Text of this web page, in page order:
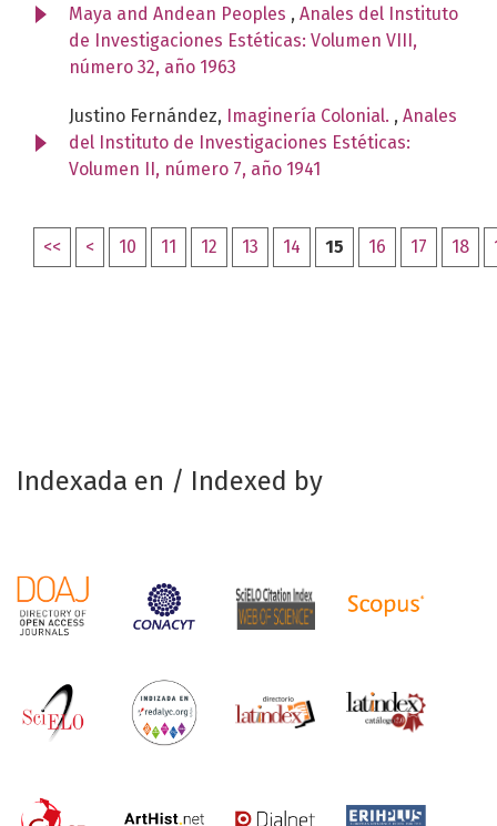
Maya and Andean Peoples , Anales del Instituto
de Investigaciones Estéticas: Volumen VIII,
número 32, año 1963
Justino Fernández, Imaginería Colonial. , Anales
del Instituto de Investigaciones Estéticas:
Volumen II, número 7, año 1941
<< < 10 11 12 13 14 15 16 17 18
Indexada en / Indexed by